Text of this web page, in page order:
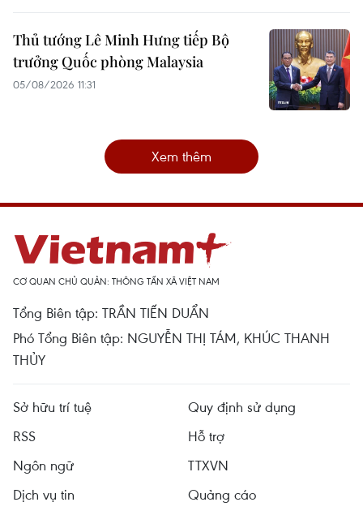
Thủ tướng Lê Minh Hưng tiếp Bộ
trưởng Quốc phòng Malaysia
05/08/2026 11:31
Xem thêm
CƠ QUAN CHỦ QUẢN: THÔNG TẤN XÃ VIỆT NAM
Tổng Biên tập: TRẦN TIẾN DUẨN
Phó Tổng Biên tập: NGUYỄN THỊ TÁM, KHÚC THANH
THỦY
Sở hữu trí tuệ
Quy định sử dụng
RSS
Hỗ trợ
Ngôn ngữ
TTXVN
Dịch vụ tin
Quảng cáo